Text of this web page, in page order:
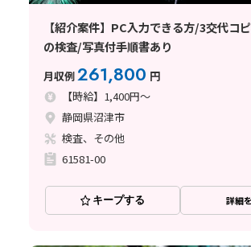
【紹介案件】PC入力できる方/3交代コ
の検査/写真付手順書あり
月収例261,800 円
【時給】1,400円～
静岡県沼津市
検査、その他
61581-00
キープする 詳細